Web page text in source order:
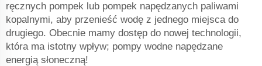
ręcznych pompek lub pompek napędzanych paliwami
kopalnymi, aby przenieść wodę z jednego miejsca do
drugiego. Obecnie mamy dostęp do nowej technologii,
która ma istotny wpływ; pompy wodne napędzane
energią słoneczną!